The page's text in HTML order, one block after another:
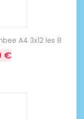
A4 3x12 les 8
€